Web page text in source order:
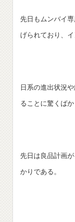
先日もムンバイ
げられており、
日系の進出状況
ることに驚くば
先日は良品計画
かりである。